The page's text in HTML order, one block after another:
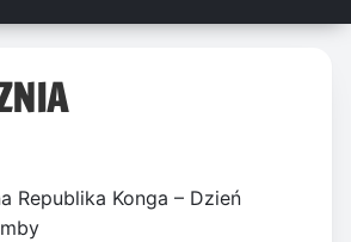
Republika Konga – Dzień